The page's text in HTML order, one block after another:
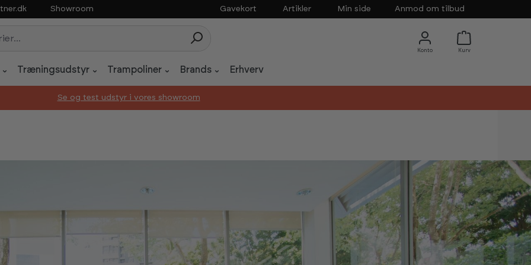
Showroom Gavekort Artikler Min side Anmod om tilbud
Træningsudstyr Trampoliner Brands Erhverv
Se og test udstyr i vores showroom